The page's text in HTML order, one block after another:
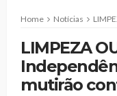
Home Notícias LIMPEZA
LIMPEZA
mutirão